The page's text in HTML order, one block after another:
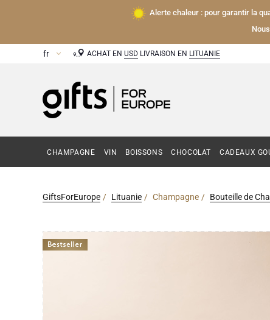
Alerte chaleur : pour garantir la
ACHAT EN USD LIVRAISON EN LITUANIE
CHAMPAGNE VIN BOISSONS CHOCOLAT CADEAUX
GiftsForEurope Lituanie Champagne Bouteille de